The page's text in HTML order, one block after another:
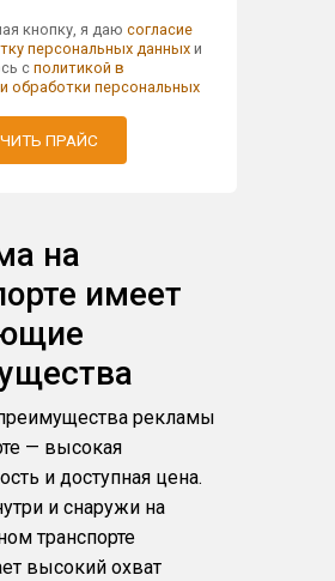
кнопку, я даю согласие
персональных данныхи
с политикой в
обработки персональных
ПРАЙС
на
имеет
рекламы
— высокая
и доступная цена.
и снаружи на
транспорте
высокий охват